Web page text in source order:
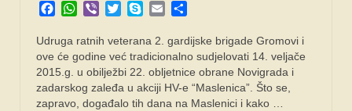
Facebook
WhatsApp
Viber TwitterSkypeEmail
Udruga ratnih veterana 2. gardijske brigade Gromovi i
ove će godine već tradicionalno sudjelovati 14. veljače
2015.g. u obilježbi 22. obljetnice obrane Novigrada i
zadarskog zaleđa u akciji HV-e “Maslenica”. Što se,
zapravo, događalo tih dana na Maslenici i kako …